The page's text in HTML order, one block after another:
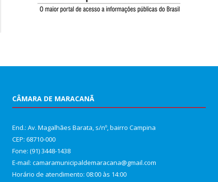
CÂMARA DE MARACANÃ
End.: Av. Magalhães Barata, s/nº, bairro Campina
CEP: 68710-000
Fone: (91) 3448-1438
E-mail: camaramunicipaldemaracana@gmail.com
Horário de atendimento: 08:00 às 14:00